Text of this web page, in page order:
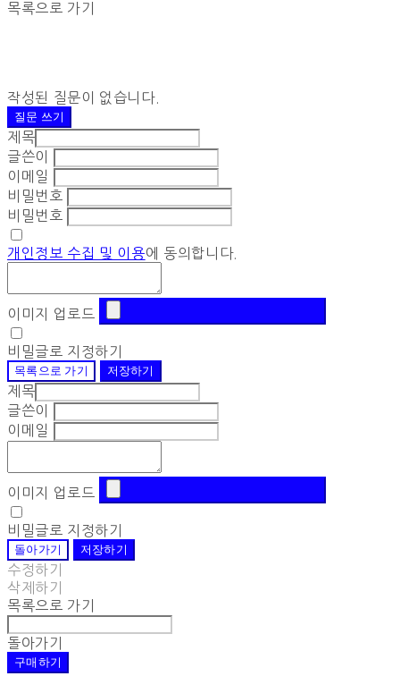
목록으로 가기
작성된 질문이 없습니다.
질문 쓰기
제목
글쓴이
이메일
비밀번호
비밀번호
개인정보 수집 및 이용에 동의합니다.
이미지 업로드
비밀글로 지정하기
목록으로 가기
저장하기
제목
글쓴이
이메일
이미지 업로드
비밀글로 지정하기
돌아가기
저장하기
수정하기
삭제하기
목록으로 가기
돌아가기
구매하기